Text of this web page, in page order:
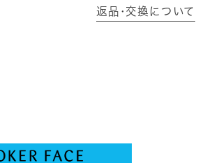
返品･交換について